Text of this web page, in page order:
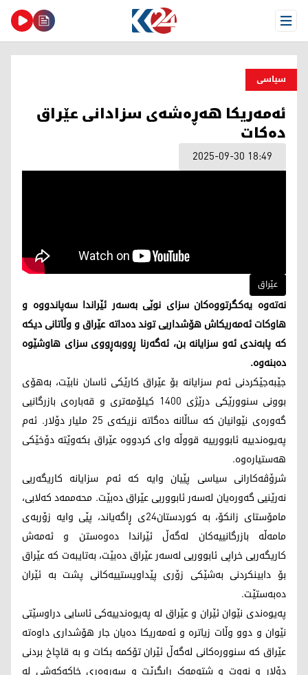
Open Menu
سیاسی
ئەمەریکا هەڕەشەی سزادانی عێراق
دەکات
2025-09-30 18:49
عێراق
نەتەوە یەکگرتووەکان سزای نوێی بەسەر ئێراندا سەپاندووە و
هاوکات ئەمەریکاش هۆشداریی توند دەداتە عێراق و وڵاتانی دیکە
کە پابەندی ئەو سزایانە بن، ئەگەرنا ڕووبەڕووی سزای هاوشێوە
دەبنەوە.
جێبەجێکردنی ئەم سزایانە بۆ عێراق کارێکی ئاسان نابێت، بەهۆی
بوونی سنوورێکی درێژی 1400 کیلۆمەتری و قەبارەی بازرگانیی
گەورەی نێوانیان کە ساڵانە دەگاتە نزیکەی 25 ملیار دۆلار. ئەم
پەیوەندییە ئابوورییە قووڵە وای کردووە عێراق بکەوێتە دۆخێکی
هەستیارەوە.
شرۆڤەکارانی سیاسی پێیان وایە کە ئەم سزایانە کاریگەریی
نەرێنیی گەورەیان لەسەر ئابووریی عێراق دەبێت. محەممەد کەلابی،
مامۆستای زانکۆ، بە کوردستان24ی ڕاگەیاند، پێی وایە زۆربەی
مامەڵە بازرگانییەکان لەگەڵ ئێراندا دەوەستن و ئەمەش
کاریگەریی خراپی ئابووریی لەسەر عێراق دەبێت، بەتایبەت کە عێراق
بۆ دابینکردنی بەشێکی زۆری پێداویستییەکانی پشت بە ئێران
دەبەستێت.
پەیوەندی نێوان ئێران و عێراق لە پەیوەندییەکی ئاسایی دراوسێتی
نێوان و دوو وڵات زیاترە و ئەمەریکا دەیان جار هۆشداری داوەتە
عێراق کە سنوورەکانی لەگەڵ ئێران تۆکمە بکات و بە قاچاخ بردنی